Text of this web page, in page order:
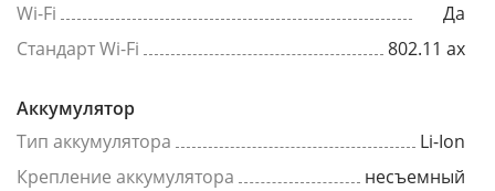
Wi-Fi
Да
Стандарт Wi-Fi
802.11 ax
Аккумулятор
Тип аккумулятора
Li-Ion
Крепление аккумулятора
несъемный